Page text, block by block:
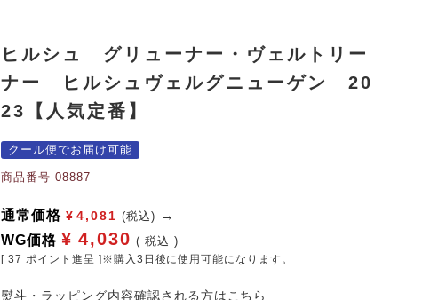
ヒルシュ グリューナー・ヴェルトリー
ナー ヒルシュヴェルグニューゲン 20
23【人気定番】
クール便でお届け可能
商品番号 08887
通常価格 ¥ 4,081 (税込)
WG価格 ¥ 4,030 税込
[ 37 ポイント進呈 ]※購入3日後に使用可能になります。
熨斗・ラッピング内容確認される方はこちら